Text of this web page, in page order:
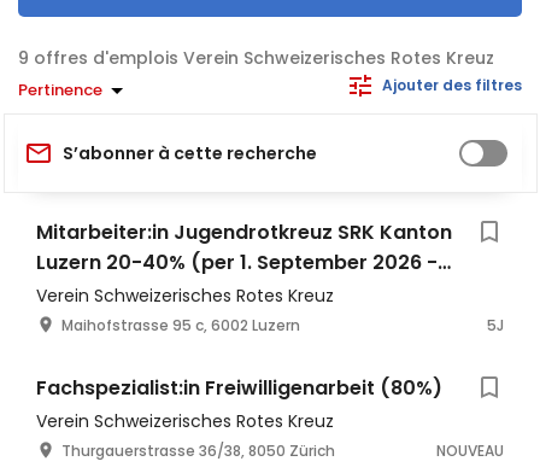
offres d'emplois Verein Schweizerisches Rotes Kreuz
Pertinence Ajouter des filtres
S’abonner à cette recherche
Mitarbeiter:in Jugendrotkreuz SRK Kanton
Luzern 20-40% (per 1. September 2026 -
studienbegleitend)
Verein Schweizerisches Rotes Kreuz
Maihofstrasse 95 c, 6002 Luzern 5J
Fachspezialist:in Freiwilligenarbeit (80%)
Verein Schweizerisches Rotes Kreuz
Thurgauerstrasse 36/38, 8050 Zürich NOUVEAU